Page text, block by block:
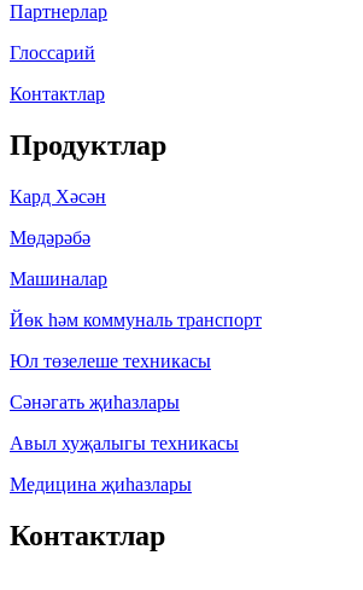
Партнерлар
Глоссарий
Контактлар
Продуктлар
Кард Хәсән
Мөдәрәбә
Машиналар
Йөк һәм коммуналь транспорт
Юл төзелеше техникасы
Сәнәгать җиһазлары
Авыл хуҗалыгы техникасы
Медицина җиһазлары
Контактлар